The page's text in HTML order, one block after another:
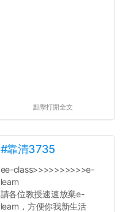
點擊打開全文
#靠清3735
ee-class>>>>>>>>>>e-
learn
請各位教授速速放棄e-
learn，方便你我新生活